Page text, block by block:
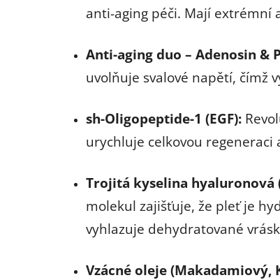
anti-aging péči. Mají extrémní
Anti-aging duo – Adenosin &
uvolňuje svalové napětí, čímž
sh-Oligopeptide-1 (EGF):
urychluje celkovou
Trojitá kyselina hyaluronová
molekul zajišťuje, že pleť je
vyhlazuje dehydratované
Vzácné oleje (Makadamiový,